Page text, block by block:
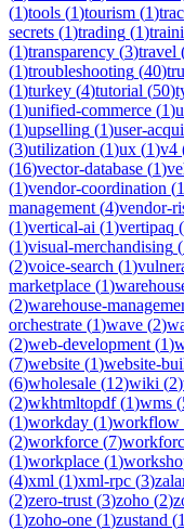
(1)tools (1)tourism (1)
secrets (1)trading (1)
(1)transparency (3)travel
(1)troubleshooting (40)
(1)turkey (4)tutorial (50)
(1)unified-commerce (1)
(1)upselling (1)user-
(3)utilization (1)ux (1)v4
(16)vector-database (1)
(1)vendor-coordination (1
management (4)vendor-
(1)vertical-ai (1)vertipaq (
(1)visual-merchandising (
(2)voice-search (1)
marketplace (1)
(2)warehouse-
orchestrate (1)wave (2)
(2)web-development (1)
(7)website (1)website-
(6)wholesale (12)wiki (2)
(2)wkhtmltopdf(1)wms (
(1)workday (1)workflow
(2)workforce (7)
(1)workplace (1)
(4)xml (1)xml-rpc (3)
(2)zero-trust (3)zoho (2)
(1)zoho-one (1)zustand (1